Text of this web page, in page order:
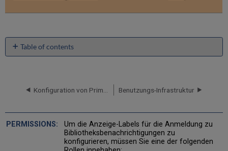
Table of contents
No
Benutzungs-Infrastruktur
Um die Anzeige-Labels für die Anmeldung zu
Bibliotheksbenachrichtigungen zu
konfigurieren, müssen Sie eine der folgenden